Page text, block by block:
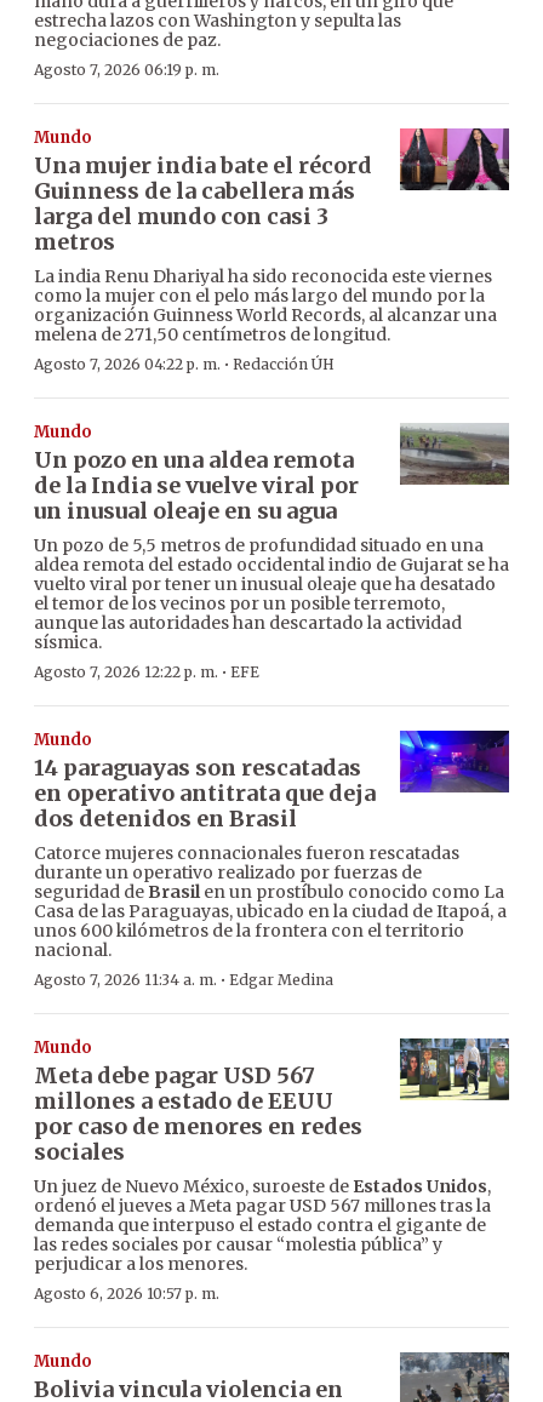
estrecha lazos con Washington y sepulta las
negociaciones de paz.
Agosto 7, 2026 06:19 p. m.
Mundo
Una mujer india bate el récord
Guinness de la cabellera más
larga del mundo con casi 3
metros
La india Renu Dhariyal ha sido reconocida este viernes
como la mujer con el pelo más largo del mundo por la
organización Guinness World Records, al alcanzar una
melena de 271,50 centímetros de longitud.
Agosto 7, 2026 04:22 p. m. · Redacción ÚH
Mundo
Un pozo en una aldea remota
de la India se vuelve viral por
un inusual oleaje en su agua
Un pozo de 5,5 metros de profundidad situado en una
aldea remota del estado occidental indio de Gujarat se ha
vuelto viral por tener un inusual oleaje que ha desatado
el temor de los vecinos por un posible terremoto,
aunque las autoridades han descartado la actividad
sísmica.
Agosto 7, 2026 12:22 p. m. · EFE
Mundo
14 paraguayas son rescatadas
en operativo antitrata que deja
dos detenidos en Brasil
Catorce mujeres connacionales fueron rescatadas
durante un operativo realizado por fuerzas de
seguridad de Brasilen un prostíbulo conocido como La
Casa de las Paraguayas, ubicado en la ciudad de Itapoá, a
unos 600 kilómetros de la frontera con el territorio
nacional.
Agosto 7, 2026 11:34 a. m. · Edgar Medina
Mundo
Meta debe pagar USD 567
millones a estado de EEUU
por caso de menores en redes
sociales
Un juez de Nuevo México, suroeste de Estados Unidos,
ordenó el jueves a Meta pagar USD 567 millones tras la
demanda que interpuso el estado contra el gigante de
las redes sociales por causar “molestia pública” y
perjudicar a los menores.
Agosto 6, 2026 10:57 p. m.
Mundo
Bolivia vincula violencia en